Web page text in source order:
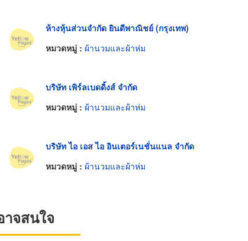
ห้างหุ้นส่วนจำกัด ยินดีพาณิชย์ (กรุงเทพ)
หมวดหมู่ : ผ้านวมและผ้าห่ม
บริษัท เพิร์ลเบดดิ้งส์ จำกัด
หมวดหมู่ : ผ้านวมและผ้าห่ม
บริษัท ไอ เอส ไอ อินเตอร์เนชั่นแนล จำกัด
หมวดหมู่ : ผ้านวมและผ้าห่ม
จสนใจ